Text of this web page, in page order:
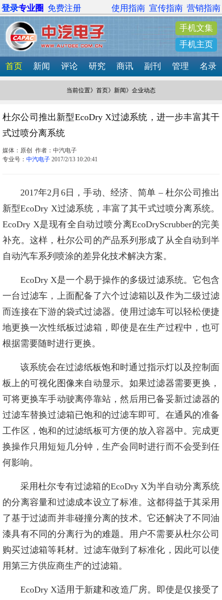
登录专业圈 免费注册 使用指南 宣传指南 营销指南
手机文集
手机主页
首页 新闻 评论 研究 商讯 副刊 管理 名录
当前位置》 首页》 新闻 》企业动态
杜尔公司推出新型EcoDry X过滤系统，进一步丰富其干
式过喷分离系统
媒体：原创 作者：中汽电子
专业号： 中汽电子 2017/2/13 10:20:41
2017年2月6日，手动、经济、简单 – 杜尔公司推出
新型EcoDry X过滤系统，丰富了其干式过喷分离系统。
EcoDry X是现有全自动过喷分离EcoDryScrubber的完美
补充。这样，杜尔公司的产品系列形成了从全自动到半
自动汽车系列喷涂的差异化技术解决方案。
EcoDry X是一个易于操作的多级过滤系统。它包含
一台过滤车，上面配备了六个过滤箱以及作为二级过滤
而连接在下游的袋式过滤器。使用过滤车可以轻松便捷
地更换一次性纸板过滤箱，即使是在生产过程中，也可
根据需要随时进行更换。
该系统会在过滤纸板饱和时通过指示灯以及控制面
板上的可视化图像来自动显示。如果过滤器需要更换，
可将更换车手动驶离停靠站，然后用已备妥新过滤器的
过滤车替换过滤箱已饱和的过滤车即可。在通风的准备
工作区，饱和的过滤纸板可方便的放入容器中。完成更
换操作只用短短几分钟，生产会同时进行而不会受到任
何影响。
采用杜尔专有过滤箱的EcoDry X为半自动分离系统
的分离容量和过滤成本设立了标准。这都得益于其采用
了基于过滤而并非碰撞分离的技术。它还解决了不同油
漆具有不同的分离行为的难题。用户不需要从杜尔公司
购买过滤箱等耗材。过滤车做到了标准化，因此可以使
用第三方供应商生产的过滤箱。
EcoDry X适用于新建和改造厂房。即使是仅接受了